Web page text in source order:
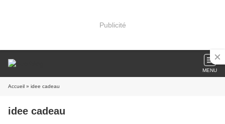
Publicité
MENU
Accueil » idee cadeau
idee cadeau